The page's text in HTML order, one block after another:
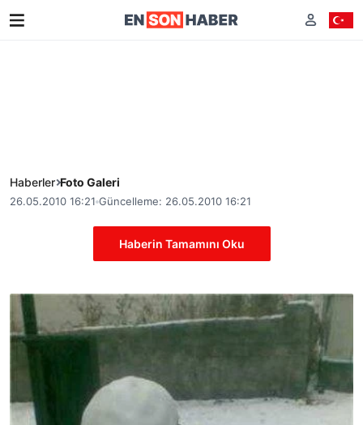
Haberler Foto Galeri
26.05.2010 16:21 Güncelleme: 26.05.2010 16:21
Haberin Tamamını Oku